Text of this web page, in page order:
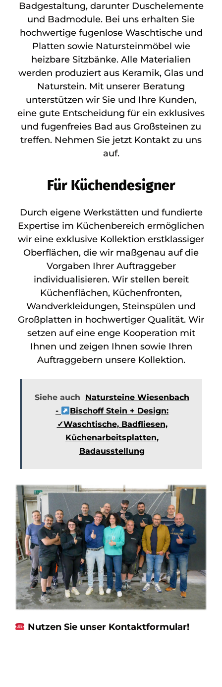
Badgestaltung, darunter Duschelemente
und Badmodule. Bei uns erhalten Sie
hochwertige fugenlose Waschtische und
Platten sowie Natursteinmöbel wie
heizbare Sitzbänke. Alle Materialien
werden produziert aus Keramik, Glas und
Naturstein. Mit unserer Beratung
unterstützen wir Sie und Ihre Kunden,
eine gute Entscheidung für ein exklusives
und fugenfreies Bad aus Großsteinen zu
treffen. Nehmen Sie jetzt Kontakt zu uns
auf.
Für Küchendesigner
Durch eigene Werkstätten und fundierte
Expertise im Küchenbereich ermöglichen
wir eine exklusive Kollektion erstklassiger
Oberflächen, die wir maßgenau auf die
Vorgaben Ihrer Auftraggeber
individualisieren. Wir stellen bereit
Küchenflächen, Küchenfronten,
Wandverkleidungen, Steinspülen und
Großplatten in hochwertiger Qualität. Wir
setzen auf eine enge Kooperation mit
Ihnen und zeigen Ihnen sowie Ihren
Auftraggebern unsere Kollektion.
Siehe auch
Natursteine Wiesenbach
-
Bischoff Stein + Design:
✓Waschtische, Badfliesen,
Küchenarbeitsplatten,
Badausstellung
Nutzen Sie unser Kontaktformular!